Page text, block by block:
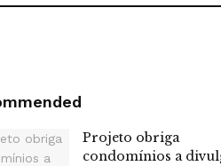
Projeto obriga
condomínios a